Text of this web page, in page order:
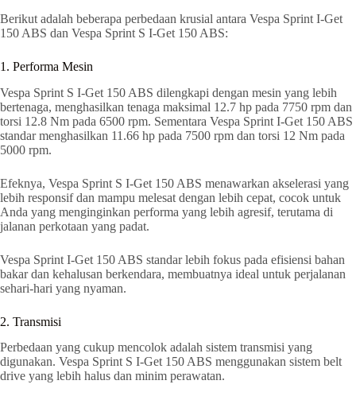
Berikut adalah beberapa perbedaan krusial antara Vespa Sprint I-Get
150 ABS dan Vespa Sprint S I-Get 150 ABS:
1. Performa Mesin
Vespa Sprint S I-Get 150 ABS dilengkapi dengan mesin yang lebih
bertenaga, menghasilkan tenaga maksimal 12.7 hp pada 7750 rpm dan
torsi 12.8 Nm pada 6500 rpm. Sementara Vespa Sprint I-Get 150 ABS
standar menghasilkan 11.66 hp pada 7500 rpm dan torsi 12 Nm pada
5000 rpm.
Efeknya, Vespa Sprint S I-Get 150 ABS menawarkan akselerasi yang
lebih responsif dan mampu melesat dengan lebih cepat, cocok untuk
Anda yang menginginkan performa yang lebih agresif, terutama di
jalanan perkotaan yang padat.
Vespa Sprint I-Get 150 ABS standar lebih fokus pada efisiensi bahan
bakar dan kehalusan berkendara, membuatnya ideal untuk perjalanan
sehari-hari yang nyaman.
2. Transmisi
Perbedaan yang cukup mencolok adalah sistem transmisi yang
digunakan. Vespa Sprint S I-Get 150 ABS menggunakan sistem belt
drive yang lebih halus dan minim perawatan.